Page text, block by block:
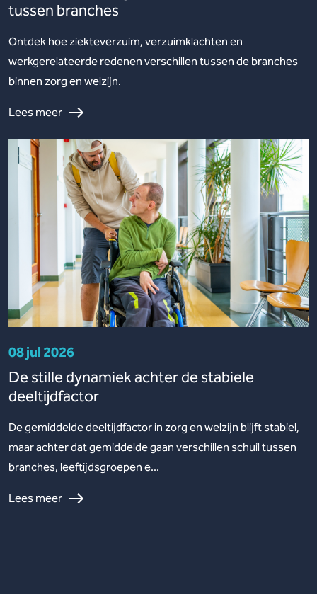
tussen branches
Ontdek hoe ziekteverzuim, verzuimklachten en
werkgerelateerde redenen verschillen tussen de branches
binnen zorg en welzijn.
Lees meer
08 jul 2026
De stille dynamiek achter de stabiele
deeltijdfactor
De gemiddelde deeltijdfactor in zorg en welzijn blijft stabiel,
maar achter dat gemiddelde gaan verschillen schuil tussen
branches, leeftijdsgroepen e...
Lees meer